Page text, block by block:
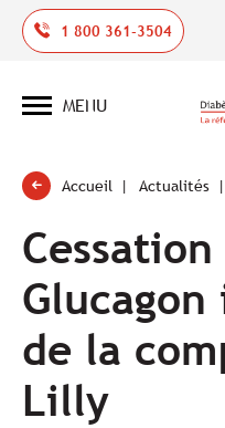
1 800 361-3504
Ouvrir
site
MENU
Accueil Actualités
de la
Lilly